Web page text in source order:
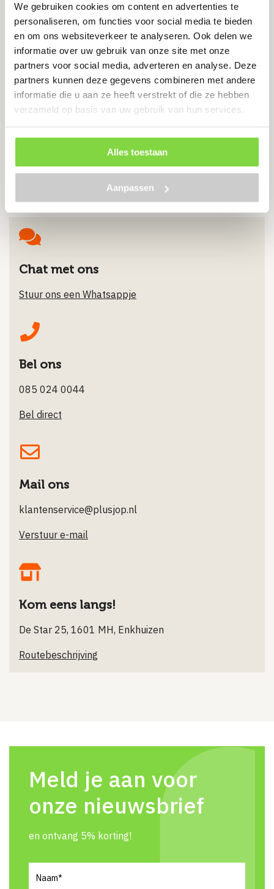
We gebruiken cookies om content en advertenties te
personaliseren, om functies voor social media te bieden
en om ons websiteverkeer te analyseren. Ook delen we
informatie over uw gebruik van onze site met onze
partners voor social media, adverteren en analyse. Deze
partners kunnen deze gegevens combineren met andere
informatie die u aan ze heeft verstrekt of die ze hebben
verzameld op basis van uw gebruik van hun services.
Alles toestaan
Aanpassen
Slotbout M10x140 | DIN 603 |
verzinkt
Levertijd:14 werkdagen
Inclusief zeskant moer
Chat met ons
Stuur ons een Whatsappje
Bel ons
085 024 0044
Bel direct
Mail ons
klantenservice@plusjop.nl
Verstuur e-mail
Kom eens langs!
De Star 25, 1601 MH, Enkhuizen
Routebeschrijving
Meld je aan voor
onze nieuwsbrief
en ontvang 5% korting!